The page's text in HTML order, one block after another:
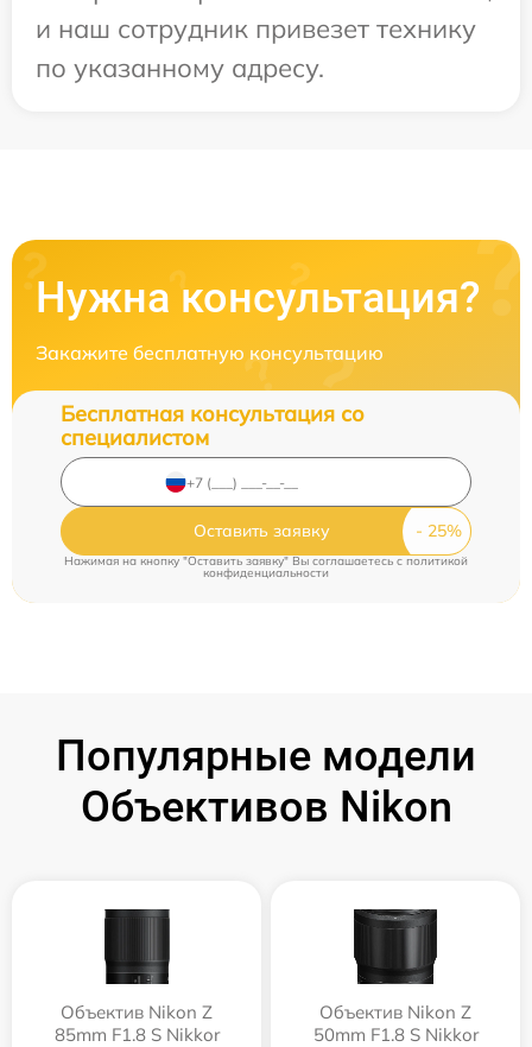
и наш сотрудник привезет технику
по указанному адресу.
Нужна консультация?
Закажите бесплатную консультацию
Бесплатная консультация со
специалистом
Оставить заявку
Нажимая на кнопку "Оставить заявку" Вы соглашаетесь cполитикой
конфиденциальности
Популярные модели
Объективов Nikon
Объектив Nikon Z
85mm F1.8 S Nikkor
Объектив Nikon Z
50mm F1.8 S Nikkor